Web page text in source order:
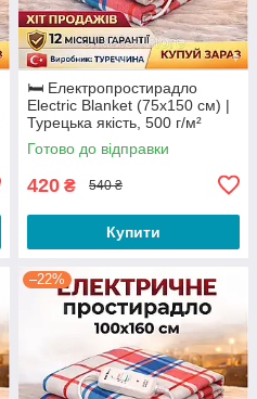
🛏️ Електропростирадло
Electric Blanket (75х150 см) |
Турецька якість, 500 г/м²
Готово до відправки
420 ₴ 540 ₴
Купити
–22%